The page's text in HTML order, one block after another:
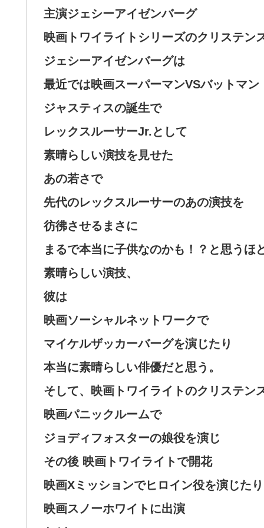
主演ジェシーアイゼンバーグ
映画トワイライトシリーズのクリステン
ジェシーアイゼンバーグは
最近では映画スーパーマンVSバットマン
ジャスティスの誕生で
レックスルーサーJr.として
素晴らしい演技を見せた
あの若さで
先代のレックスルーサーのあの演技を
彷彿させるまさに
まるで本当に子供なのかも！？と思うほ
素晴らしい演技、
彼は
映画ソーシャルネットワークで
マイケルザッカーバーグを演じたり
本当に素晴らしい俳優だと思う。
そして、映画トワイライトのクリステン
映画パニックルームで
ジョディフォスターの娘役を演じ
その後 映画トワイライトで開花
映画Xミッションでヒロイン役を演じたり
映画スノーホワイトに出演